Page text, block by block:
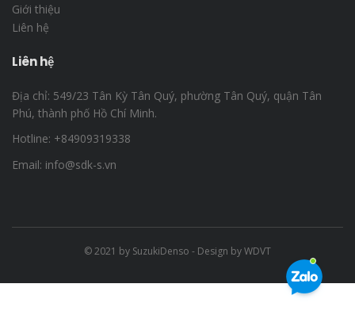
Giới thiệu
Liên hệ
Liên hệ
Địa chỉ: 549/23 Tân Kỳ Tân Quý, phường Tân Quý, quận Tân
Phú, thành phố Hồ Chí Minh.
Hotline: +84909319338
Email: info@sdk-s.vn
© 2021 by SuzukiDenso - Design byWDVT